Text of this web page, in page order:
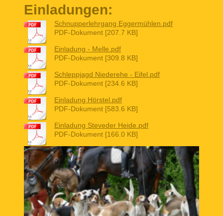
Einladungen:
Schnupperlehrgang Eggermühlen.pdf
PDF-Dokument [207.7 KB]
Einladung - Melle.pdf
PDF-Dokument [309.8 KB]
Schleppjagd Niederehe - Eifel.pdf
PDF-Dokument [234.6 KB]
Einladung Hörstel.pdf
PDF-Dokument [583.6 KB]
Einladung Steveder Heide.pdf
PDF-Dokument [166.0 KB]